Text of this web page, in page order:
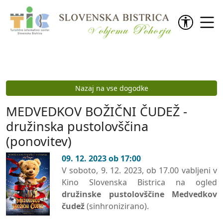
Preskoči na vsebino
Nazaj na vse dogodke
MEDVEDKOV BOŽIČNI ČUDEŽ -
družinska pustolovščina
(ponovitev)
09. 12. 2023 ob 17:00
V soboto, 9. 12. 2023, ob 17.00 vabljeni v
Kino Slovenska Bistrica na ogled
družinske pustolovščine Medvedkov
čudež(sinhronizirano).